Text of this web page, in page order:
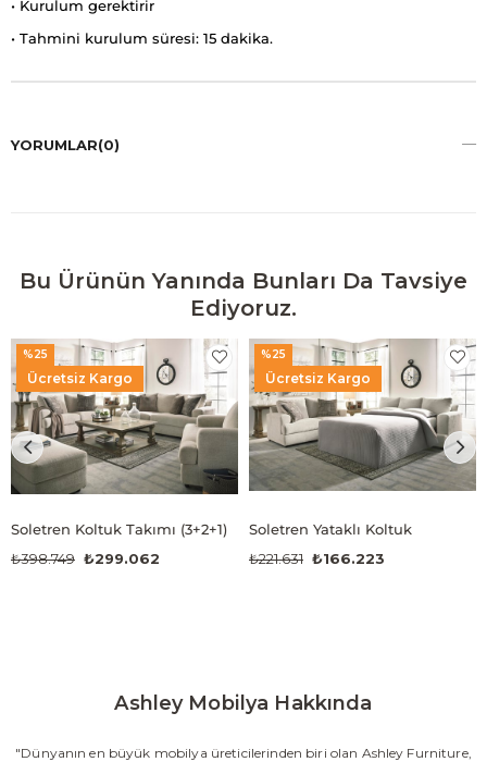
• Kurulum gerektirir
• Tahmini kurulum süresi: 15 dakika.
YORUMLAR(0)
Bu Ürünün Yanında Bunları Da Tavsiye
Ediyoruz.
Soletren Koltuk Takımı (3+2+1)
₺299.062
₺398.749
Ücretsiz Kargo
%25
Soletren Yataklı Koltuk
₺166.223
₺221.631
Ücretsiz Kargo
%25
Ashley Mobilya Hakkında
"Dünyanın en büyük mobilya üreticilerinden biri olan Ashley Furniture,